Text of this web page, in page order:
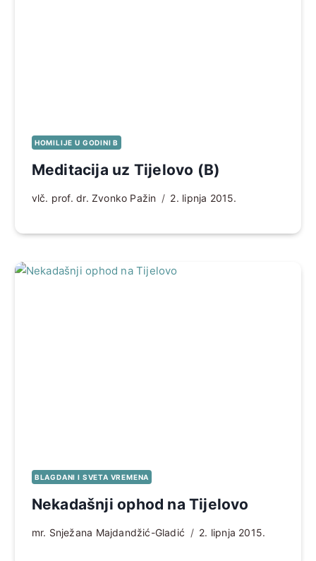
HOMILIJE U GODINI B
Meditacija uz Tijelovo (B)
vlč. prof. dr. Zvonko Pažin 2. lipnja 2015.
BLAGDANI I SVETA VREMENA
Nekadašnji ophod na Tijelovo
mr. Snježana Majdandžić-Gladić 2. lipnja 2015.